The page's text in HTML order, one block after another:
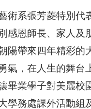
術系張芳菱特別代
感恩師長、家人及
陽帶來四年精彩的
氣，在人生的舞台
畢業學子對美麗校
學務處課外活動組